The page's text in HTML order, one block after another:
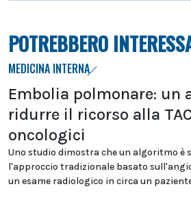
POTREBBERO
MEDICINA INTERNA
Embolia polmonare: un
ridurre il ricorso alla
oncologici
Uno studio dimostra che un algoritmo è
l'approccio tradizionale basato
un esame radiologico in circa un